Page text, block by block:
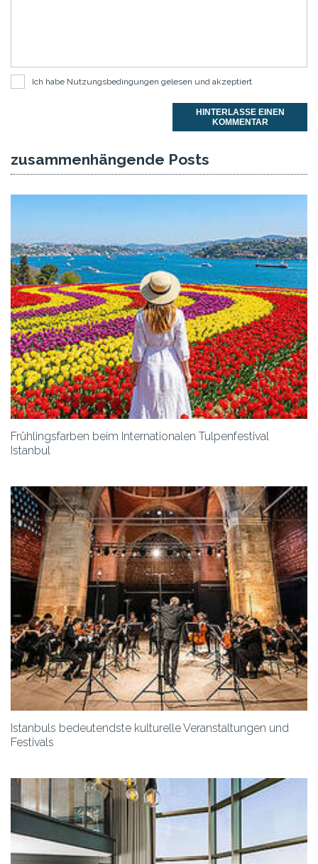
Ich habe Nutzungsbedingungen gelesen und akzeptiert
HINTERLASSE EINEN
KOMMENTAR
zusammenhängende Posts
Frühlingsfarben beim Internationalen Tulpenfestival
Istanbul
Istanbuls bedeutendste kulturelle Veranstaltungen und
Festivals